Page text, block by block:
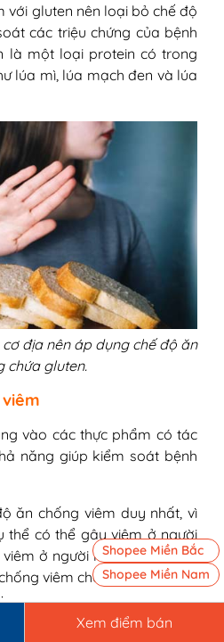
với gluten nên loại bỏ chế độ
các triệu chứng của bệnh
là một loại protein có trong
lúa mì, lúa mạch đen và lúa
địa nên áp dụng chế độ ăn
chứa gluten.
vào các thực phẩm có tác
năng giúp kiểm soát bệnh
ăn chống viêm duy nhất, vì
thể có thể gây viêm ở người
ở người khác. Tuy nhiên,
viêm cho người viêm da
như cải xoăn.
Xem điểm bán
Shopee Miền Bắc
Shopee Miền Nam